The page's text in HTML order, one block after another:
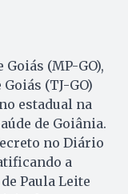
(MP-GO),
(TJ-GO)
estadual na
de Goiânia.
no Diário
a
Paula Leite